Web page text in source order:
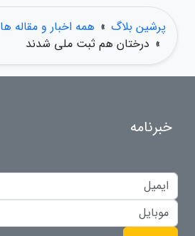
پرشین بلاگ » همه اخبار و مقاله ها
» درختان هم ثبت ملی شدند
خبرنامه